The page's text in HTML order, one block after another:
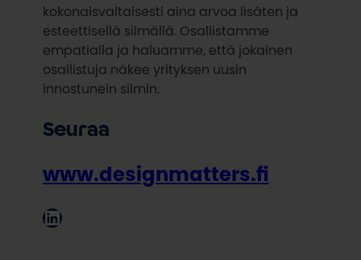
kokonaisvaltaisesti aina arvoa lisäten ja
esteettisellä silmällä. Osallistamme
empatialla ja haluamme, että jokainen
osallistuja näkee yrityksen uusin
innostunein silmin.
Seuraa
www.designmatters.fi
LinkedIn